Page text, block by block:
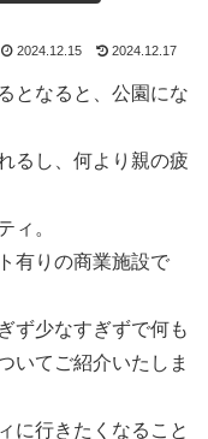
2024.12.15 2024.12.17
となると、公園にな
るし、何より親の疲
ィ。
有りの商業施設で
ず少なすぎずで何も
いてご紹介いたしま
に行きたくなること